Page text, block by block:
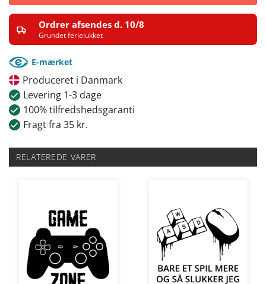
Ordrer afsendes d. 10/8
Grundet ferielukket
E-mærket
Produceret i Danmark
Levering 1-3 dage
100% tilfredshedsgaranti
Fragt fra 35 kr.
RELATEREDE VARER